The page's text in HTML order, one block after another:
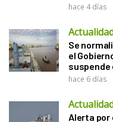
hace 4 días
Se
el
suspende
hace 6 días
Alerta por